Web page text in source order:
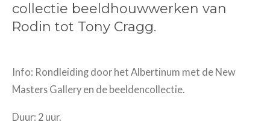
collectie beeldhouwwerken van
Rodin tot Tony Cragg.
Info: Rondleiding door het Albertinum met de New
Masters Gallery en de beeldencollectie.
Duur: 2 uur.